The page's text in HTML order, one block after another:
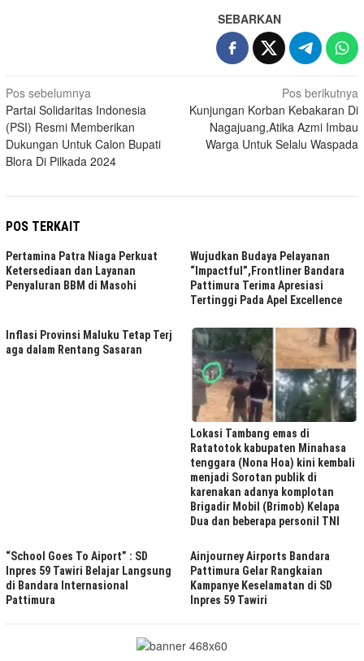
SEBARKAN
Navigasi
pos
Pos sebelumnya
Partai Solidaritas Indonesia
(PSI) Resmi Memberikan
Dukungan Untuk Calon Bupati
Blora Di Pilkada 2024
Pos berikutnya
Kunjungan Korban Kebakaran Di
Nagajuang,Atika Azmi Imbau
Warga Untuk Selalu Waspada
POS TERKAIT
Pertamina Patra Niaga Perkuat
Ketersediaan dan Layanan
Penyaluran BBM di Masohi
Wujudkan Budaya Pelayanan
“Impactful”,Frontliner Bandara
Pattimura Terima Apresiasi
Tertinggi Pada Apel Excellence
Inflasi Provinsi Maluku Tetap Terj
aga dalam Rentang Sasaran
Lokasi Tambang emas di
Ratatotok kabupaten Minahasa
tenggara (Nona Hoa) kini kembali
menjadi Sorotan publik di
karenakan adanya komplotan
Brigadir Mobil (Brimob) Kelapa
Dua dan beberapa personil TNI
“School Goes To Aiport” : SD
Inpres 59 Tawiri Belajar Langsung
di Bandara Internasional
Pattimura
Ainjourney Airports Bandara
Pattimura Gelar Rangkaian
Kampanye Keselamatan di SD
Inpres 59 Tawiri